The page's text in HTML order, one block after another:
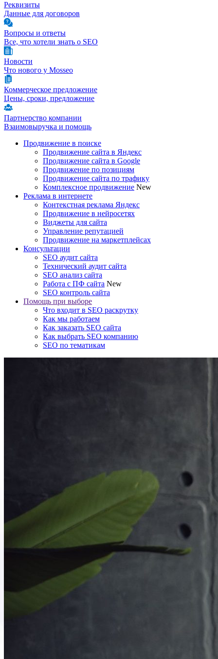
Реквизиты
Данные для договоров
Вопросы и ответы
Все, что хотели знать о SEO
Новости
Что нового у Mosseo
Коммерческое предложение
Цены, сроки, предложение
Партнерство компании
Взаимовыручка и помощь
Продвижение в поиске
Продвижение сайта в Яндекс
Продвижение сайта в Google
Продвижение по позициям
Продвижение сайта по трафику
Комплексное продвижение New
Реклама в интернете
Контекстная реклама Яндекс
Продвижение в нейросетях
Виджеты для сайта
Управление репутацией
Продвижение на маркетплейсах
Консультации
SEO аудит сайта
Технический аудит сайта
SEO анализ сайта
Работа с ПФ сайта New
SEO контроль сайта
Помощь при выборе
Что входит в SEO раскрутку
Как мы работаем
Как заказать SEO сайта
Как выбрать SEO компанию
SEO по тематикам